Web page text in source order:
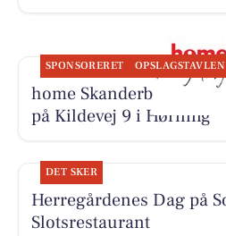
SPONSORERET OPSLAGSTAVLEN
home Skanderborg
på Kildevej 9 i Hørning
DET SKER
Herregårdenes Dag på
Slotsrestaurant